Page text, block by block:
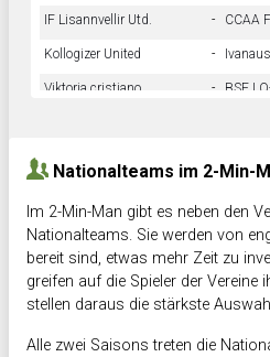
IF Lisannvellir Utd. - CCAA
Kollogizer United -
Viktoria cristiano - BSF
Nationalteams im 2-Min-
Im 2-Min-Man gibt es neben den
Nationalteams. Sie werden von
bereit sind, etwas mehr Zeit zu
greifen auf die Spieler der Vereine
stellen daraus die stärkste
Alle zwei Saisons treten die